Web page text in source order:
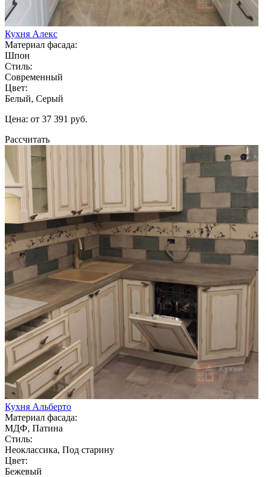
Кухня Алекс
Материал фасада:
Шпон
Стиль:
Современный
Цвет:
Белый, Серый
Цена: от 37 391 руб.
Рассчитать
Кухня Альберто
Материал фасада:
МДФ, Патина
Стиль:
Неоклассика, Под старину
Цвет:
Бежевый